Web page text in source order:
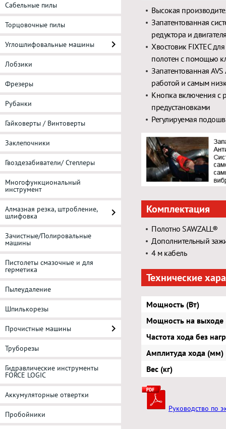
Сабельные пилы
Торцовочные пилы
Углошлифовальные машины
Лобзики
Фрезеры
Рубанки
Гайковерты / Винтоверты
Заклепочники
Гвоздезабиватели/ Степлеры
Многофункциональный
инструмент
Алмазная резка, штробление,
шлифовка
Зачистные/Полировальные
машины
Пистолеты смазочные и для
герметика
Пылеудаление
Шпилькорезы
Прочистные машины
Труборезы
Гидравлические инструменты
FORCE LOGIC
Аккумуляторные отвертки
Пробойники
Высокая
Запатентованная
редуктора и
Хвостовик FIXTEC
полотен с помощью
Запатентованная
работой и самым
Кнопка включения с
предустановками
Регулируемая
Комплектация
Полотно SAWZALL®
Дополнительный
4 м кабель
Технические
Мощность (Вт)
Мощность на выходе
Частота хода без
Амплитуда хода (мм)
Вес (кг)
Руководство по